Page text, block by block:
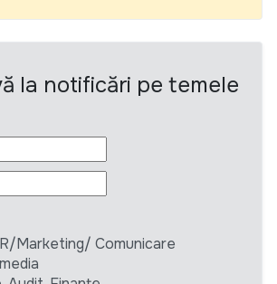
la notificări pe temele
Marketing/ Comunicare